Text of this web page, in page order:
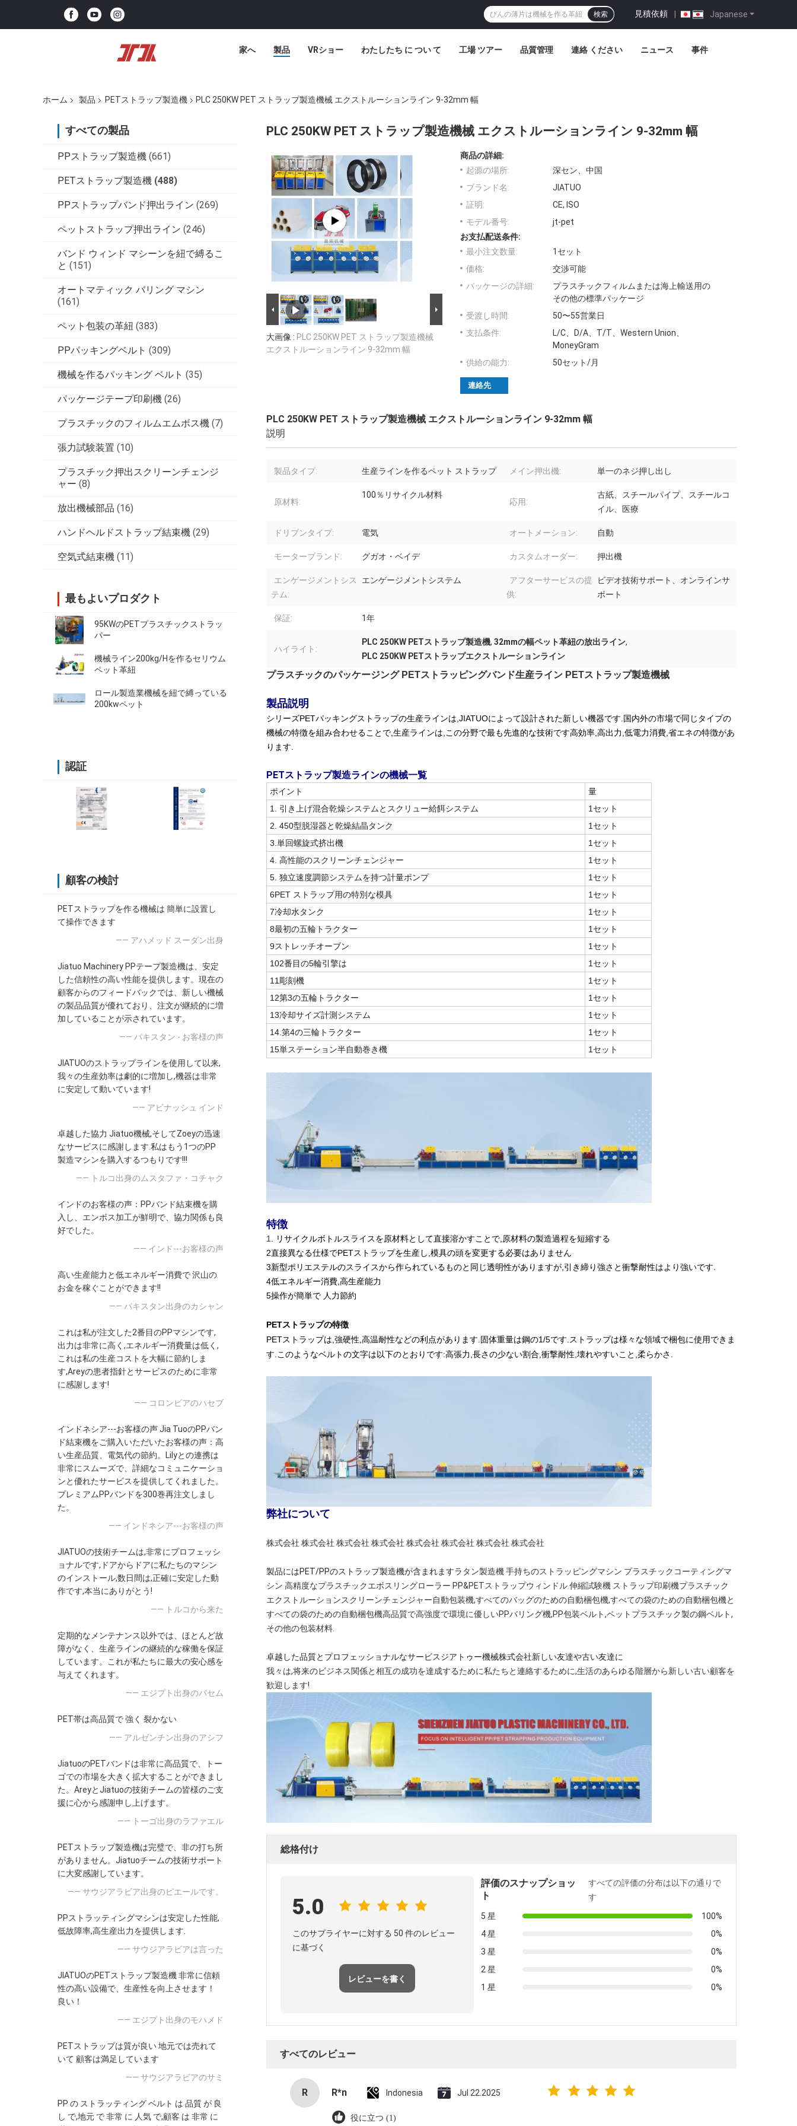
Japanese
見積依頼 |
検索
家へ 製品 VRショー わたしたち に つい て 工場 ツアー 品質管理 連絡 ください ニュース 事件
ホーム 製品 PETストラップ製造機 PLC 250KW PET ストラップ製造機械 エクストルーションライン 9-32mm 幅
すべての製品
PPストラップ製造機 (661)
PETストラップ製造機 (488)
PPストラップバンド押出ライン (269)
ペットストラップ押出ライン (246)
バンド ウィンド マシーンを紐で縛るこ
と (151)
オートマティック バリング マシン
(161)
ペット包装の革紐 (383)
PPパッキングベルト (309)
機械を作るパッキング ベルト (35)
パッケージテープ印刷機 (26)
プラスチックのフィルムエムボス機 (7)
張力試験装置 (10)
プラスチック押出スクリーンチェンジ
ャー (8)
放出機械部品 (16)
ハンドヘルドストラップ結束機 (29)
空気式結束機 (11)
最もよいプロダクト
95KWのPETプラスチックストラッ
パー
機械ライン200kg/Hを作るセリウム
ペット革紐
ロール製造業機械を紐で縛っている
200kwペット
認証
顧客の検討
PETストラップを作る機械は 簡単に設置し
て操作できます
—— アハメッド スーダン出身
Jiatuo Machinery PPテープ製造機は、安定
した信頼性の高い性能を提供します。現在の
顧客からのフィードバックでは、新しい機械
の製品品質が優れており、注文が継続的に増
加していることが示されています。
—— パキスタン - お客様の声
JIATUOのストラップラインを使用して以来,
我々の生産効率は劇的に増加し,機器は非常
に安定して動いています!
—— アビナッシュ インド
卓越した協力 Jiatuo機械,そしてZoeyの迅速
なサービスに感謝します.私はもう1つのPP
製造マシンを購入するつもりです!!!
—— トルコ出身のムスタファ・コチャク
インドのお客様の声：PPバンド結束機を購
入し、エンボス加工が鮮明で、協力関係も良
好でした。
—— インド---お客様の声
高い生産能力と低エネルギー消費で 沢山の
お金を稼ぐことができます!!
—— パキスタン出身のカシャン
これは私が注文した2番目のPPマシンです,
出力は非常に高く,エネルギー消費量は低く,
これは私の生産コストを大幅に節約しま
す,Areyの患者指針とサービスのために非常
に感謝します!
—— コロンビアのハセブ
インドネシア---お客様の声 Jia TuoのPPバン
ド結束機をご購入いただいたお客様の声：高
い生産品質、電気代の節約。Lilyとの連携は
非常にスムーズで、詳細なコミュニケーショ
ンと優れたサービスを提供してくれました。
プレミアムPPバンドを300巻再注文しまし
た。
—— インドネシア---お客様の声
JIATUOの技術チームは,非常にプロフェッシ
ョナルです,ドアからドアに私たちのマシン
のインストール,数日間は,正確に安定した動
作です,本当にありがとう!
—— トルコから来た
定期的なメンテナンス以外では、ほとんど故
障がなく、生産ラインの継続的な稼働を保証
しています。これが私たちに最大の安心感を
与えてくれます。
—— エジプト出身のバセム
PET帯は高品質で 強く 裂かない
—— アルゼンチン出身のアシフ
JiatuoのPETバンドは非常に高品質で、トー
ゴでの市場を大きく拡大することができまし
た。AreyとJiatuoの技術チームの皆様のご支
援に心から感謝申し上げます。
—— トーゴ出身のラファエル
PETストラップ製造機は完璧で、非の打ち所
がありません。Jiatuoチームの技術サポート
に大変感謝しています。
—— サウジアラビア出身のピエールです。
PPストラッティングマシンは安定した性能,
低故障率,高生産出力を提供します.
—— サウジアラビアは言った
JIATUOのPETストラップ製造機 非常に信頼
性の高い設備で、生産性を向上させます！
良い！
—— エジプト出身のモハメド
PETストラップは質が良い 地元では売れて
いて 顧客は満足しています
—— サウジアラビアのサミ
PP の ストラッティング ベルト は 品質 が 良
し で,地元 で 非常 に 人気 で,顧客 は 非常 に
PLC 250KW PET ストラップ製造機械 エクストルーションライン 9-32mm 幅
大画像 : PLC 250KW PET ストラップ製造機械
エクストルーションライン 9-32mm 幅
商品の詳細:
起源の場所:
深セン、中国
ブランド名:
JIATUO
証明:
CE, ISO
モデル番号:
jt-pet
お支払配送条件:
最小注文数量:
1セット
価格:
交渉可能
パッケージの詳細:
プラスチックフィルムまたは海上輸送用の
その他の標準パッケージ
受渡し時間:
50〜55営業日
支払条件:
L/C、D/A、T/T、Western Union、
MoneyGram
供給の能力:
50セット/月
連絡先
PLC 250KW PET ストラップ製造機械 エクストルーションライン 9-32mm 幅
説明
製品タイプ: 生産ラインを作るペット ストラップ メイン押出機: 単一のネジ押し出し
原材料:
100％リサイクル材料
応用:
古紙、スチールパイプ、スチールコ
イル、医療
ドリブンタイプ: 電気 オートメーション: 自動
モーターブランド: グガオ・ベイデ カスタムオーダー: 押出機
エンゲージメントシス
テム:
エンゲージメントシステム
アフターサービスの提
供:
ビデオ技術サポート、オンラインサ
ポート
保証: 1年
ハイライト:
PLC 250KW PETストラップ製造機, 32mmの幅ペット革紐の放出ライン,
PLC 250KW PETストラップエクストルーションライン
プラスチックのパッケージング PETストラッピングバンド生産ライン PETストラップ製造機械
製品説明
シリーズPETパッキングストラップの生産ラインは,JIATUOによって設計された新しい機器です.国内外の市場で同じタイプの
機械の特徴を組み合わせることで,生産ラインは,この分野で最も先進的な技術です高効率,高出力,低電力消費,省エネの特徴があ
ります.
PETストラップ製造ラインの機械一覧
ポイント
量
1. 引き上げ混合乾燥システムとスクリュー給餌システム
1セット
2. 450型脱湿器と乾燥結晶タンク
1セット
3.単回螺旋式挤出機
1セット
4. 高性能のスクリーンチェンジャー
1セット
5. 独立速度調節システムを持つ計量ポンプ
1セット
6PET ストラップ用の特別な模具
1セット
7冷却水タンク
1セット
8最初の五輪トラクター
1セット
9ストレッチオーブン
1セット
102番目の5輪引擎は
1セット
11彫刻機
1セット
12第3の五輪トラクター
1セット
13冷却サイズ計測システム
1セット
14.第4の三輪トラクター
1セット
15単ステーション半自動巻き機
1セット
特徴
1
. リサイクルボトルスライスを原材料として直接溶かすことで,原材料の製造過程を短縮する
2直接異なる仕様でPETストラップを生産し,模具の頭を変更する必要はありません
3新型ポリエステルのスライスから作られているものと同じ透明性がありますが,引き締り強さと衝撃耐性はより強いです.
4低エネルギー消費,高生産能力
5操作が簡単で 人力節約
PETストラップの特徴
PETストラップは,強硬性,高温耐性などの利点があります.固体重量は鋼の1/5です.ストラップは様々な領域で梱包に使用できま
す.このようなベルトの文字は以下のとおりです:高張力,長さの少ない割合,衝撃耐性,壊れやすいこと,柔らかさ.
弊社について
株式会社 株式会社 株式会社 株式会社 株式会社 株式会社 株式会社 株式会社
製品にはPET/PPのストラップ製造機が含まれますラタン製造機 手持ちのストラッピングマシン プラスチックコーティングマ
シン 高精度なプラスチックエボスリングローラー PP&PETストラップウィンドル 伸縮試験機 ストラップ印刷機プラスチック
エクストルーションスクリーンチェンジャー自動包装機,すべてのバッグのための自動梱包機,すべての袋のための自動梱包機と
すべての袋のための自動梱包機高品質で高強度で環境に優しいPPバリング機,PP包装ベルト,ペットプラスチック製の鋼ベルト,
その他の包装材料
卓越した品質とプロフェッショナルなサービスジアトゥー機械株式会社新しい友達や古い友達に
我々は,将来のビジネス関係と相互の成功を達成するために私たちと連絡するために,生活のあらゆる階層から新しい古い顧客を
歓迎します!
総格付け
5.0
このサプライヤーに対する 50 件のレビュー
に基づく
レビューを書く
評価のスナップショッ
ト
すべての評価の分布は以下の通りで
す
5 星
100%
4 星
0%
3 星
0%
2 星
0%
1 星
0%
すべてのレビュー
R R*n Indonesia Jul 22.2025
役に立つ (1)